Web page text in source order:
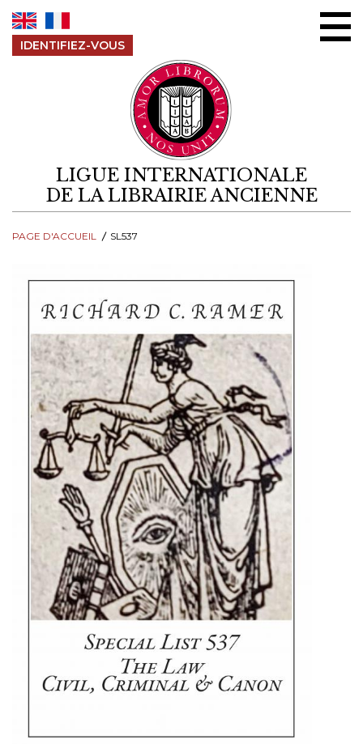
IDENTIFIEZ-VOUS
LIGUE INTERNATIONALE
DE LA LIBRAIRIE ANCIENNE
PAGE D'ACCUEIL SL537